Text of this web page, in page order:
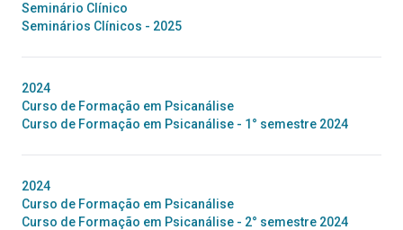
Seminário Clínico
Seminários Clínicos - 2025
2024
Curso de Formação em Psicanálise
Curso de Formação em Psicanálise - 1° semestre 2024
2024
Curso de Formação em Psicanálise
Curso de Formação em Psicanálise - 2° semestre 2024